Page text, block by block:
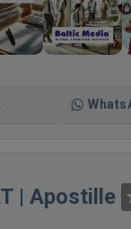
| Apostille